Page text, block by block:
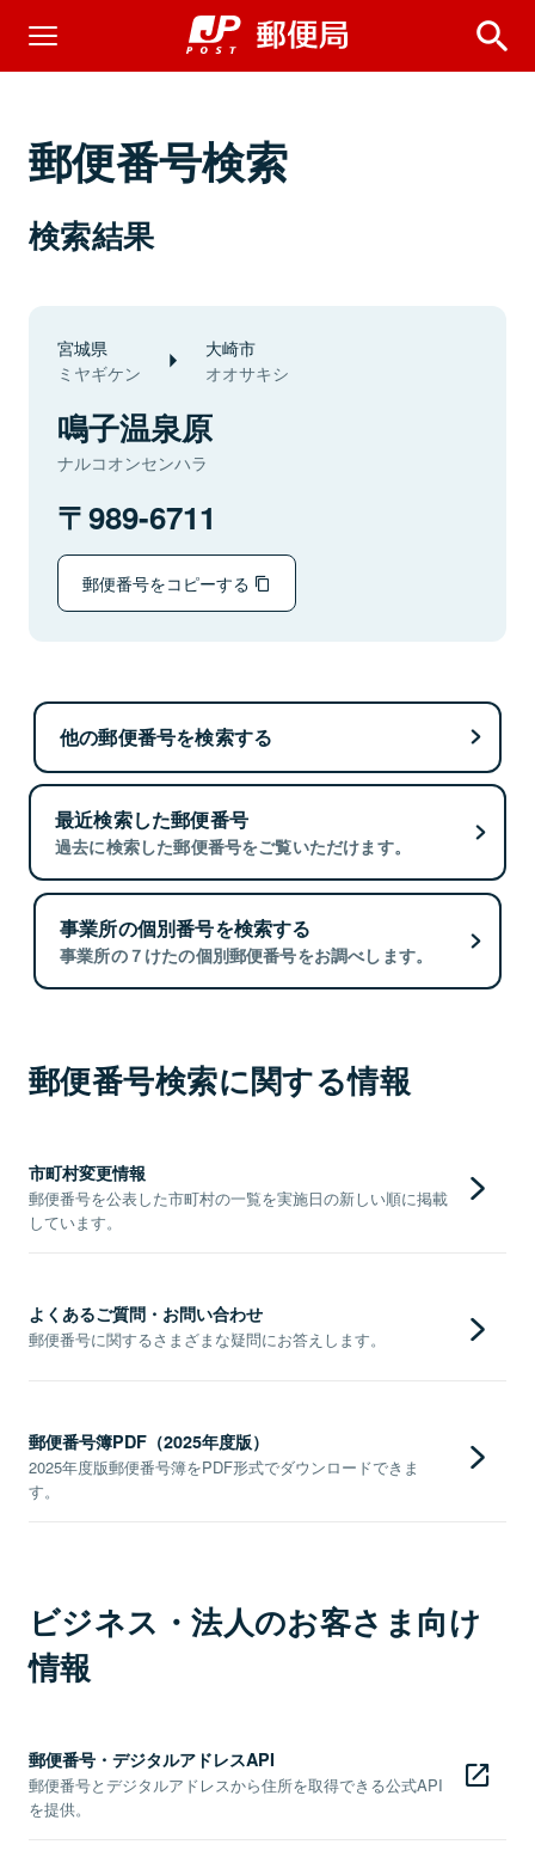
郵便番号検索
検索結果
宮城県
ミヤギケン
大崎市
オオサキシ
鳴子温泉原
ナルコオンセンハラ
989-6711
郵便番号をコピーする
他の郵便番号を検索する
最近検索した郵便番号
過去に検索した郵便番号をご覧いただけます。
事業所の個別番号を検索する
事業所の７けたの個別郵便番号をお調べします。
郵便番号検索に関する情報
市町村変更情報
郵便番号を公表した市町村の一覧を実施日の新しい順に掲載
しています。
よくあるご質問・お問い合わせ
郵便番号に関するさまざまな疑問にお答えします。
郵便番号簿PDF（2025年度版）
2025年度版郵便番号簿をPDF形式でダウンロードできま
す。
ビジネス・法人のお客さま向け
情報
郵便番号・デジタルアドレスAPI
郵便番号とデジタルアドレスから住所を取得できる公式API
を提供。